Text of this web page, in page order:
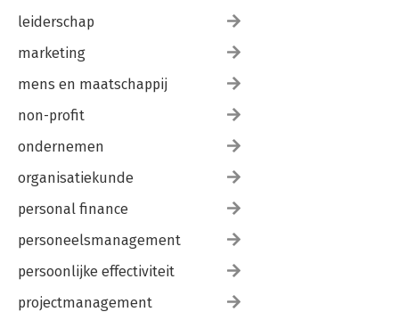
leiderschap
marketing
mens en maatschappij
non-profit
ondernemen
organisatiekunde
personal finance
personeelsmanagement
persoonlijke effectiviteit
projectmanagement